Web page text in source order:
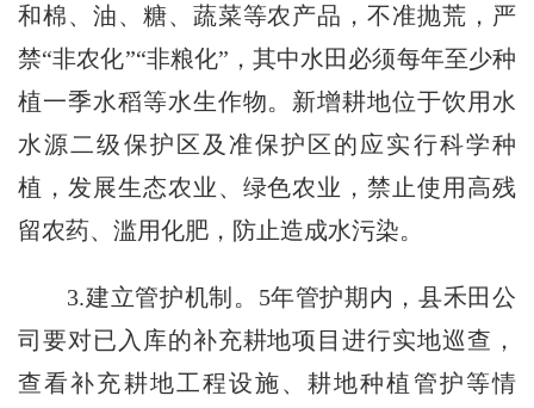
和棉、油、糖、蔬菜等农产品，不准抛荒，严
禁“非农化”“非粮化”，其中水田必须每年至少种
植一季水稻等水生作物。新增耕地位于饮用水
水源二级保护区及准保护区的应实行科学种
植，发展生态农业、绿色农业，禁止使用高残
留农药、滥用化肥，防止造成水污染。
3.建立管护机制。5年管护期内，县禾田公
司要对已入库的补充耕地项目进行实地巡查，
查看补充耕地工程设施、耕地种植管护等情